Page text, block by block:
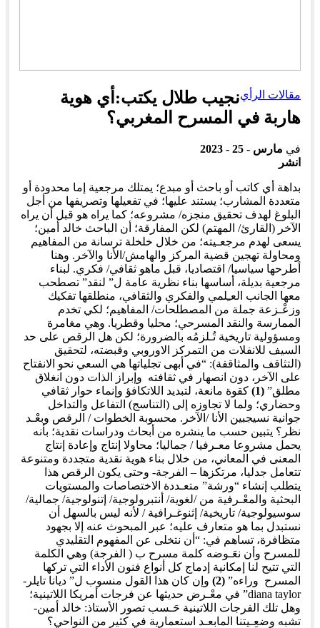
مقالات الرأينجيب طلال يكتب:أي هوية
هاربة في المسرح المغربي؟
في مارس - 25 - 2023
انشر
بداهة أي كاتب أو باحث أو مبدع؛ يمتلك مرجعية إما محدودة أو
متعددة المشارب؛ يستند عليها؛ في تفعيلها وتصريفها من أجل
البلوغ لهدف تحقيق منجزه/ مشروعه؛ كما يراه هو قبل أن يراه
الآخر (القارئ/ المهتم) لكن المفارقة؛ أن الباحث خالد أمين؛
يسعى لهدم مرجعـيته؛ من خلال خلخلة ترسانة من المفاهيم
ومحاولة تهجين قضية المركز والهامش/الأنا والآخر. وهنا
أطرحها سياسيا/ اقتصاديا، قبل ماهو ثقافي/ فكري. لبناء
مرجعية بديلة، أساسها بناء نظرية عامة ل” لنقد” تصطحب
معها الجانب العـِلمي والفكري والثقافي، منطلقها تفكيك
وزعْـزعة جملة من المصطلحات/ المفاهيم؛ لكي تخدم
الممارسة والنقد المسرحي؛ محليا وقطريا. وهي مغامرة
ومسؤولية تاريخية تُـلزمُه بالضرورة؛ لكن هل الرقص على حد
السيف للانفلات من التمركز الاوروبي وقبضته، لتحقيق
(التثاقف والمثاقفة): “في أبهى تجلياتها هي السعي نحو الانفتاح
على الآخر، دون انصهار في ثقافته وإبراز الذات دون انغلاق
مطلق” (1)
كقوة مانعة، لتبديد اللاتكافؤ وإنماء حوار ثقافي
وحضاري؛ ولما لا تجاوزه إلى (التناسج) التفاعل والتداخل
جوانية نسيجبين الأنا /الآخر. محسوبة الخطوات / الرقص وبعْـد
نظر؟ يتبين حسب ما ينشره من أبحاث ودراسات نقدية؛ بأنه
يحمل مشروعا معـرفيا / جماليا؛ محاولا إنتاج وإعادة إنتاج
المعنى في المعاني، من خلال بناء هوية نقدية متجددة ومتنوعة
تتعامل جدليا، مرتكزها – الفرجة- وحتى يكون الرقص هذا
يتطلب إنشاء “ورشة” متعـددة الاختصاصات والمستويات
البحثية والمعْـرفية من /لغوية/ أنتبرولوجية/ إتنولوجية/ جمالية/
سوسيولوجية/ تاريخية/ إثنوغـرافية / لأنه ليس بالسهل أن
نستبدل بما هو متعارف عليه؛ عبر المبحوث عنه إلا بجهود
متظافرة، تساهم في: “أن نتخلى عن المفهوم التقليدي
للمسرح وأن نعَـوضه كلمة مسرح ب ( الفرجة) وهي الكلمة
التي تتيح لنا إمكانية إدماج كل أنواع فنون الأداء التي تركها
المسرح وراءه” (
2
) وإن كان هذا القول منسوب ل” ديانا تايلر-
diana taylor” في معْـرض حديثها عن فرجات أمريكا اللاتينية؛
وهل تلك الفرجات اللاتينية حَـسب تصور الأستاذ: خالد أمين-
تشبه وضعِـيتنا المابعـد استعمارية في كثير من النواحي؟